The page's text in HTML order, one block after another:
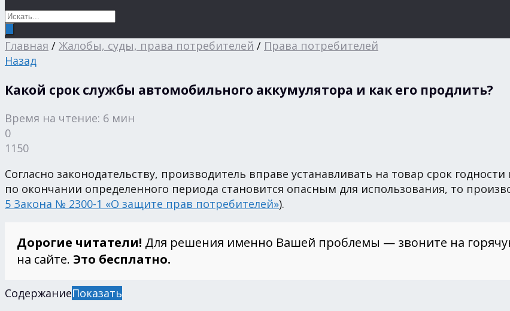
Главная / Жалобы, суды, права потребителей / Права потребителей
Назад
Какой срок службы автомобильного аккумулятора и как его продлить?
Время на чтение: 6 мин
0
1150
Согласно законодательству, производитель вправе устанавливать на товар срок
по окончании определенного периода становится опасным для использования, то
5 Закона № 2300-1 «О защите прав потребителей»).
Дорогие читатели! Для решения именно Вашей проблемы — звоните на
на сайте. Это бесплатно.
СодержаниеПоказать